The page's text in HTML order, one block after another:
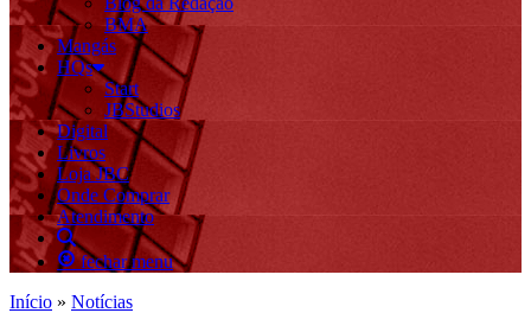
BMA
Mangás
HQs
Start
JBStudios
Digital
Livros
Loja JBC
Onde Comprar
Atendimento
fechar menu
Início » Notícias